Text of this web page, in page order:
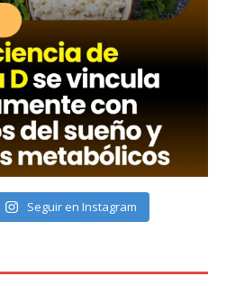
Seguir en Instagram